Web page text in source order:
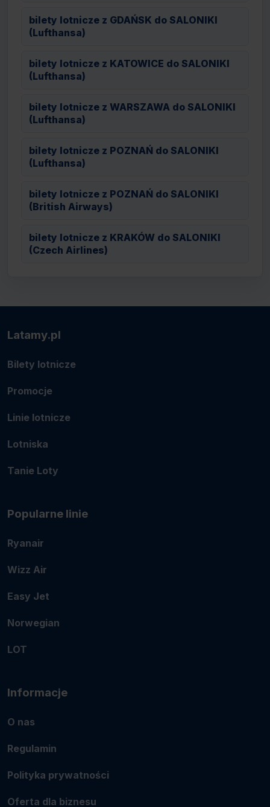
bilety lotnicze z GDAŃSK do SALONIKI
(Lufthansa)
bilety lotnicze z KATOWICE do SALONIKI
(Lufthansa)
bilety lotnicze z WARSZAWA do SALONIKI
(Lufthansa)
bilety lotnicze z POZNAŃ do SALONIKI
(Lufthansa)
bilety lotnicze z POZNAŃ do SALONIKI
(British Airways)
bilety lotnicze z KRAKÓW do SALONIKI
(Czech Airlines)
Latamy.pl
Bilety lotnicze
Promocje
Linie lotnicze
Lotniska
Tanie Loty
Popularne linie
Ryanair
Wizz Air
Easy Jet
Norwegian
LOT
Informacje
O nas
Regulamin
Polityka prywatności
Oferta dla biznesu